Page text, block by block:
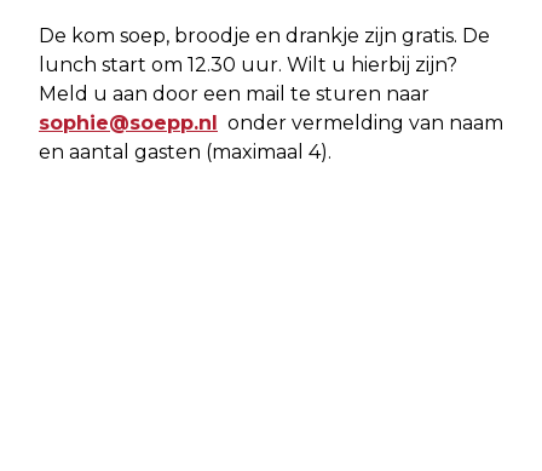
De kom soep, broodje en drankje zijn gratis. De
lunch start om 12.30 uur. Wilt u hierbij zijn?
Meld u aan door een mail te sturen naar
sophie@soepp.nl onder vermelding van naam
en aantal gasten (maximaal 4).